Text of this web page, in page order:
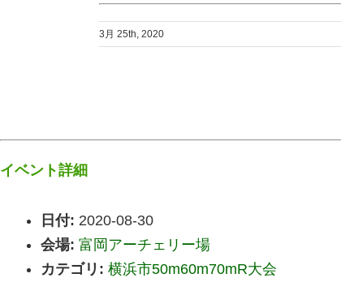
3月 25th, 2020
イベント詳細
日付: 2020-08-30
会場: 富岡アーチェリー場
カテゴリ: 横浜市50m60m70mR大会